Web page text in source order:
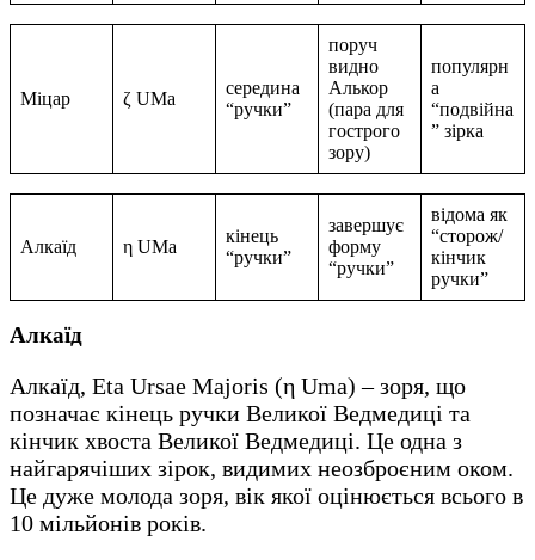
Міцар ζ UMa
середина
“ручки”
поруч
видно
Алькор
(пара для
гострого
зору)
популярн
а
“подвійна
” зірка
Алкаїд η UMa
кінець
“ручки”
завершує
форму
“ручки”
відома як
“сторож/
кінчик
ручки”
Алкаїд
Алкаїд, Eta Ursae Majoris (η Uma) – зоря, що
позначає кінець ручки Великої Ведмедиці та
кінчик хвоста Великої Ведмедиці. Це одна з
найгарячіших зірок, видимих неозброєним оком.
Це дуже молода зоря, вік якої оцінюється всього в
10 мільйонів років.